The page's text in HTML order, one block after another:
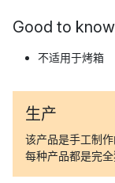
Good to know
不适用于烤箱
生产
该产品是手工制
每种产品都是完全